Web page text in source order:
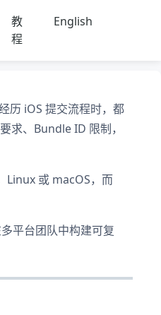
教
程
English
历 iOS 提交流程时，都
求、Bundle ID 限制，
Linux 或 macOS，而
平台团队中构建可复